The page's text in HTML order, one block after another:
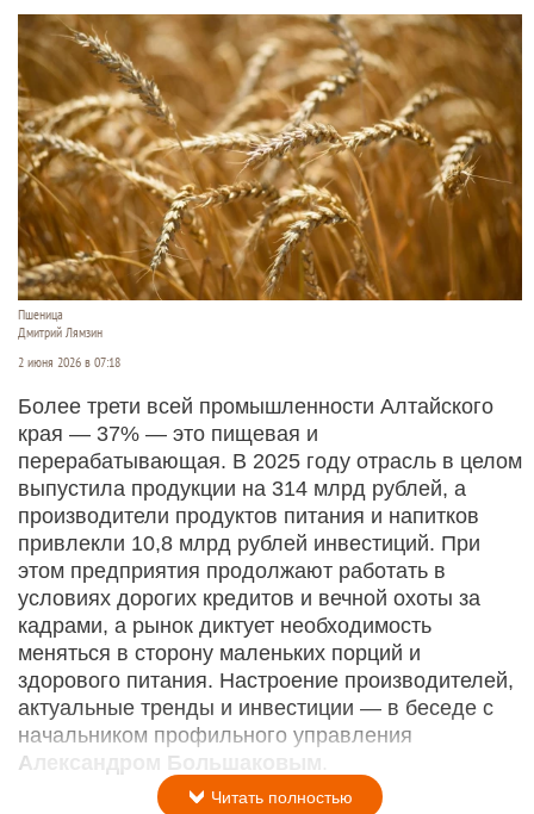
Пшеница
Дмитрий Лямзин
2 июня 2026 в 07:18
Более трети всей промышленности Алтайского
края — 37% — это пищевая и
перерабатывающая. В 2025 году отрасль в целом
выпустила продукции на 314 млрд рублей, а
производители продуктов питания и напитков
привлекли 10,8 млрд рублей инвестиций. При
этом предприятия продолжают работать в
условиях дорогих кредитов и вечной охоты за
кадрами, а рынок диктует необходимость
меняться в сторону маленьких порций и
здорового питания. Настроение производителей,
актуальные тренды и инвестиции — в беседе с
начальником профильного управления
Александром Большаковым
Читать полностью